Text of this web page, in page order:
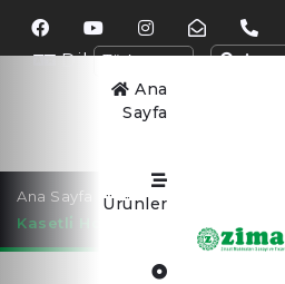
Dil
Ana
Sayfa
Ürünler
Ana Sayfa SULAMA EKİPMANLARI
Kasetli̇ Hortum Makarasi,